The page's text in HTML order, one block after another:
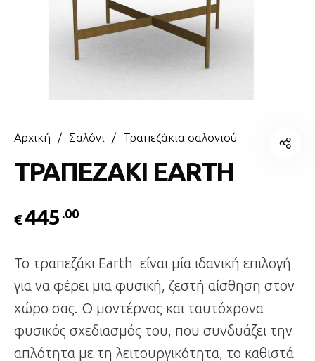
Αρχική / Σαλόνι / Τραπεζάκια σαλονιού
ΤΡΑΠΕΖΑΚΙ EARTH
€445 .00
Το τραπεζάκι Earth είναι μία ιδανική επιλογή
για να φέρει μια φυσική, ζεστή αίσθηση στον
χώρο σας. Ο μοντέρνος και ταυτόχρονα
φυσικός σχεδιασμός του, που συνδυάζει την
απλότητα με τη λειτουργικότητα, το καθιστά